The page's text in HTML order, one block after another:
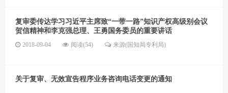
复审委传达学习习近平主席致“一带一路”知识产权高级别会议
贺信精神和李克强总理、王勇国务委员的重要讲话
2018-09-04 阅读(54) 来源(国知局专利局)
关于复审、无效宣告程序业务咨询电话变更的通知